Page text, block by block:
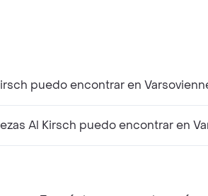
puedo encontrar en
Al Kirsch puedo encontrar en